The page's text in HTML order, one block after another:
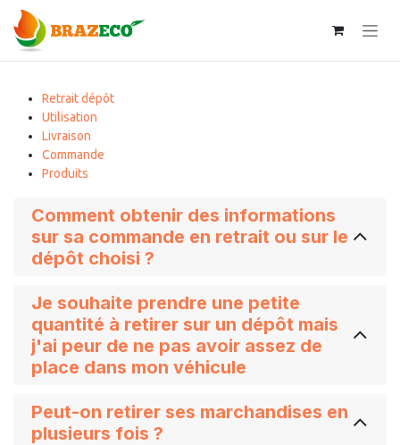
Se rendre au contenu
Retrait dépôt
Utilisation
Livraison
Commande
Produits
Comment obtenir des informations
sur sa commande en retrait ou sur le
dépôt choisi ?
Je souhaite prendre une petite
quantité à retirer sur un dépôt mais
j'ai peur de ne pas avoir assez de
place dans mon véhicule
Peut-on retirer ses marchandises en
plusieurs fois ?